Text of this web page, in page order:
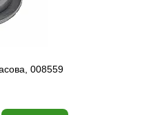
008559